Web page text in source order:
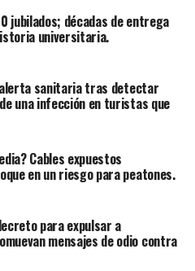
jubilados; décadas de entrega
universitaria.
sanitaria tras detectar
una infección en turistas que
Cables expuestos
en un riesgo para peatones.
para expulsar a
mensajes de odio contra